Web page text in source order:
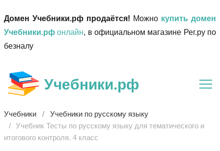
Домен Учебники.рф продаётся! Можно купить домен
Учебники.рф онлайн, в официальном магазине Рег.ру по
безналу
Учебники.рф
Учебники
Учебники по русскому языку
Учебник Тесты по русскому языку для тематического и
итогового контроля. 4 класс